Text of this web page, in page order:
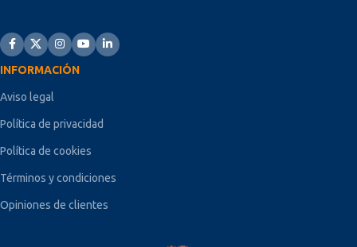
INFORMACIÓN
Aviso legal
Política de privacidad
Política de cookies
Términos y condiciones
Opiniones de clientes